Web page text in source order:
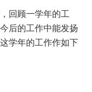
回顾一学年的工
后的工作中能发扬
学年的工作作如下